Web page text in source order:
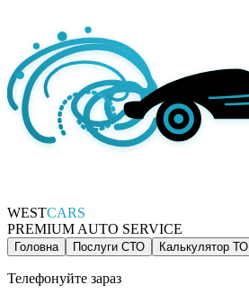
WESTCARS
PREMIUM AUTO SERVICE
Головна Послуги СТО Калькулятор ТО
Телефонуйте зараз